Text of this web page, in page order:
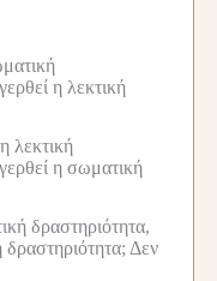
η λεκτική
λεκτική
η σωματική
δραστηριότητα,
δραστηριότητα; Δεν